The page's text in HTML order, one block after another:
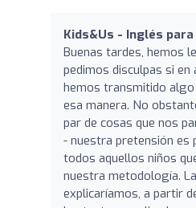
Kids&Us - Inglés para
Buenas tardes, hemos
pedimos disculpas si
hemos transmitido algo
esa manera. No
par de cosas que nos
- nuestra pretensión es
todos aquellos niños
nuestra metodología.
explicaríamos, a partir